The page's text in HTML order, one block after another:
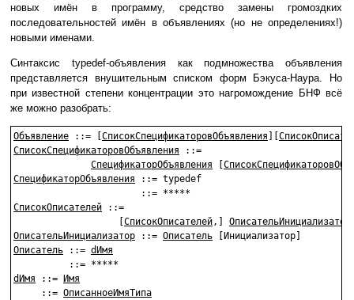
новых имён в программу, средство замены громоздких
последовательностей имён в объявлениях (но не определениях!)
новыми именами.
Синтаксис typedef-объявления как подмножества объявления
представляется внушительным списком форм Бэкуса-Наура. Но
при известной степени концентрации это нагромождение БНФ всё
же можно разобрать:
Объявление ::= [ СписокСпецификаторовОбъявления
СписокСпецификаторовОбъявления ::=
СпецификаторОбъявления
СпецификаторОбъявления ::= typedef
СписокОписателей ::=
СписокОписателей,] ОписательИнициализатор
ОписательИнициализатор ::= Описатель
Описатель ::= dИмя
dИмя ::=
Имя
     ::=
ОписанноеИмяТипа